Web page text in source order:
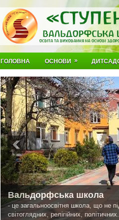
ГОЛОВНА ОСНОВИ »
Вальдорфська школа
- це загальноосвітня школа, що не
світоглядних, релігійних,